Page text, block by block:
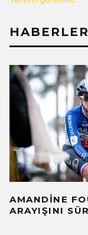
HABERLER
AMANDINE
ARAYIŞINI